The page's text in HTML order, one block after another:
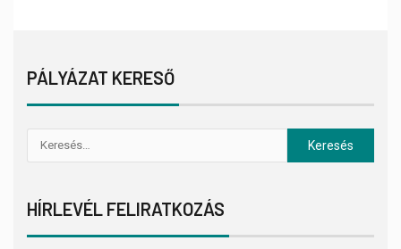
PÁLYÁZAT KERESŐ
HÍRLEVÉL FELIRATKOZÁS